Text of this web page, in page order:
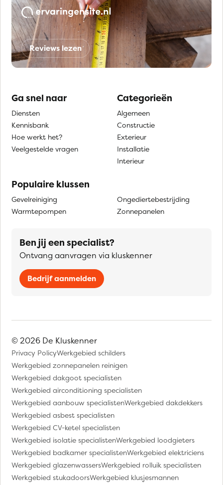
Reviews lezen
Ga snel naar
Diensten
Kennisbank
Hoe werkt het?
Veelgestelde vragen
Categorieën
Algemeen
Constructie
Exterieur
Installatie
Interieur
Populaire klussen
Gevelreiniging
Warmtepompen
Ongediertebestrijding
Zonnepanelen
Ben jij een specialist?
Ontvang aanvragen via kluskenner
Bedrijf aanmelden
© 2026 De Kluskenner
Privacy PolicyWerkgebied schilders
Werkgebied zonnepanelen reinigen
Werkgebied dakgoot specialisten
Werkgebied airconditioning specialisten
Werkgebied aanbouw specialistenWerkgebied dakdekkers
Werkgebied asbest specialisten
Werkgebied CV-ketel specialisten
Werkgebied isolatie specialistenWerkgebied loodgieters
Werkgebied badkamer specialistenWerkgebied elektriciens
Werkgebied glazenwassersWerkgebied rolluik specialisten
Werkgebied stukadoorsWerkgebied klusjesmannen